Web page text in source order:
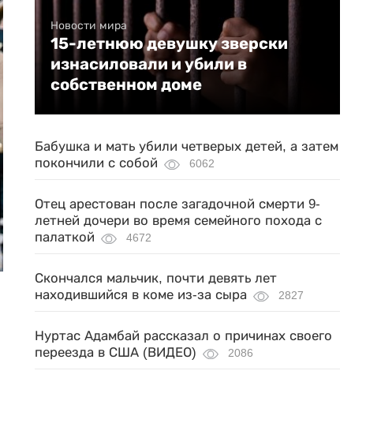
Новости мира
15-летнюю девушку зверски
изнасиловали и убили в
собственном доме
Бабушка и мать убили четверых детей, а затем
покончили с собой
6062
Отец арестован после загадочной смерти 9-
летней дочери во время семейного похода с
палаткой
4672
Скончался мальчик, почти девять лет
находившийся в коме из-за сыра
2827
Нуртас Адамбай рассказал о причинах своего
переезда в США (ВИДЕО)
2086